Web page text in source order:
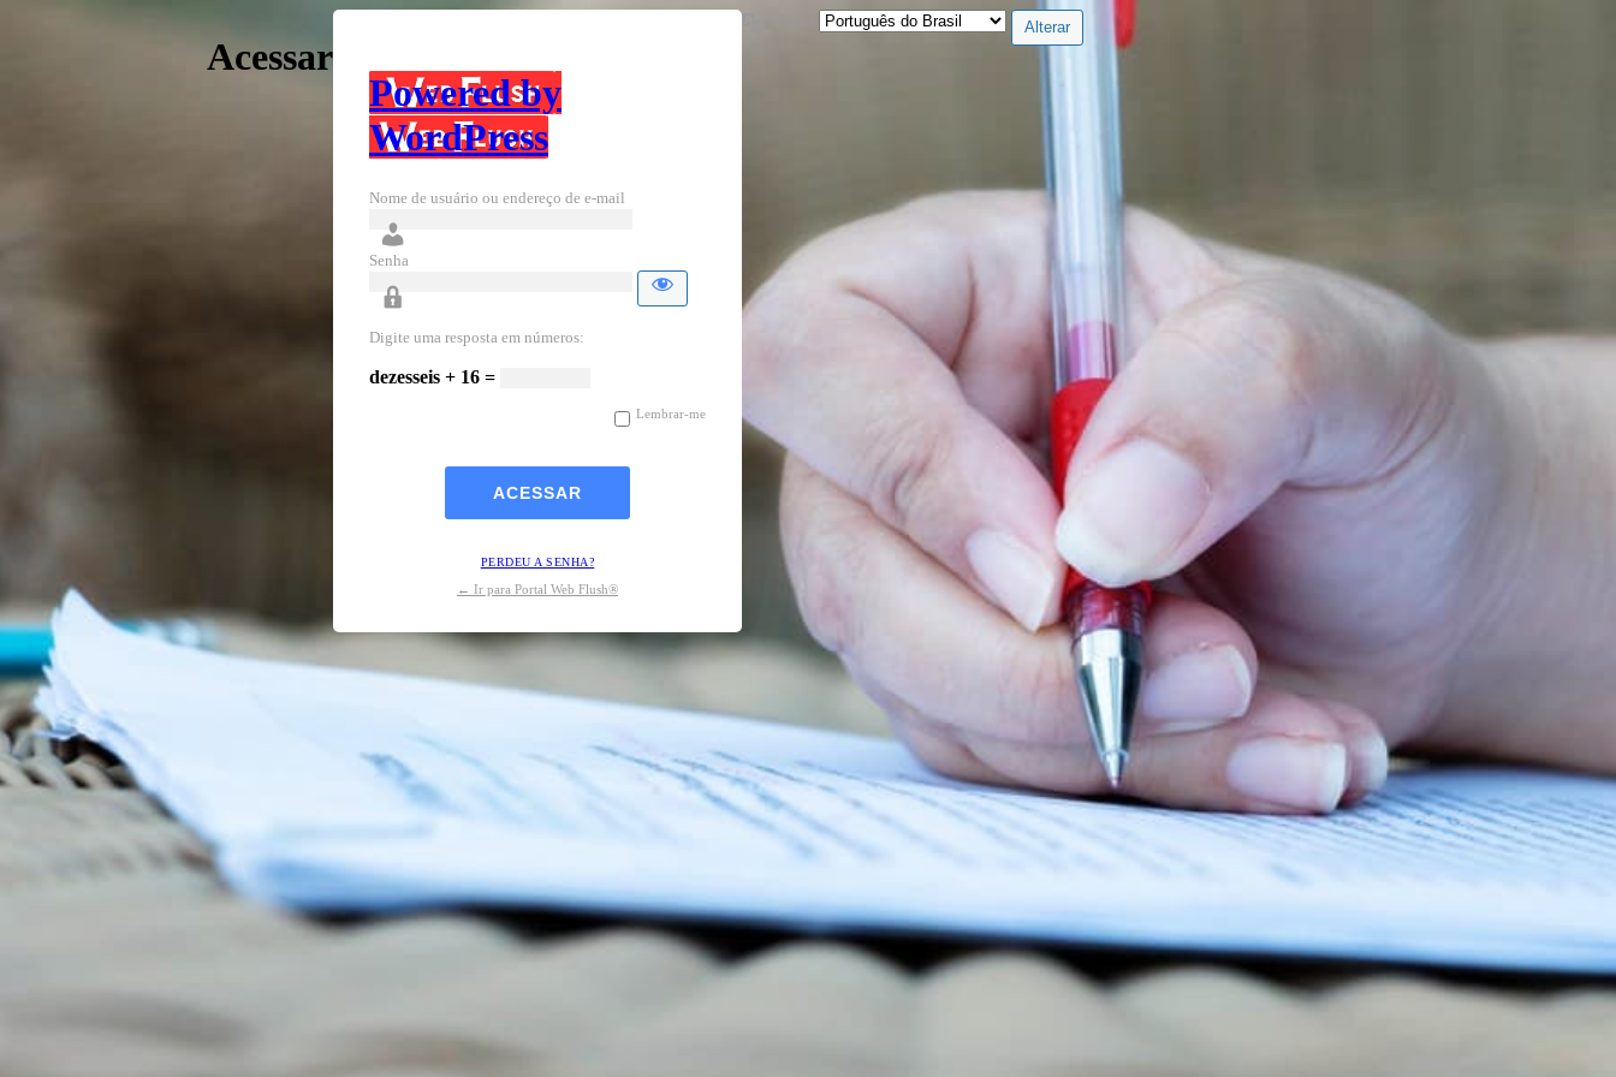
Acessar
Powered by
WordPress
Nome de usuário ou endereço de e-mail
Senha
Digite uma resposta em números:
dezesseis + 16 =
Lembrar-me
PERDEU A SENHA?
← Ir para Portal Web Flush®